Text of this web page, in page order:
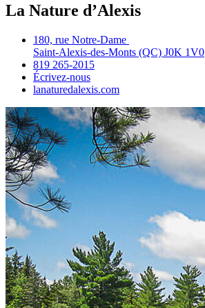
La Nature d’Alexis
180, rue Notre‑Dame
Saint‑Alexis‑des‑Monts (QC) J0K 1V0
819 265‑2015
Écrivez‑nous
lanaturedalexis.com